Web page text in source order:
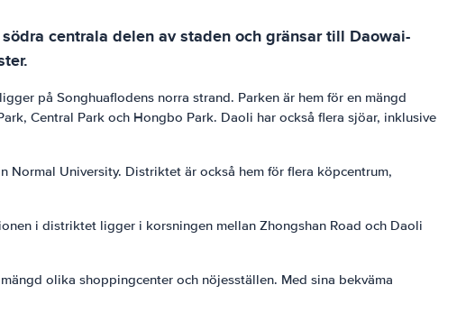
centrala delen av staden och gränsar till Daowai-
på Songhuaflodens norra strand. Parken är hem för en mängd
Central Park och Hongbo Park. Daoli har också flera sjöar, inklusive
University. Distriktet är också hem för flera köpcentrum,
i distriktet ligger i korsningen mellan Zhongshan Road och Daoli
olika shoppingcenter och nöjesställen. Med sina bekväma